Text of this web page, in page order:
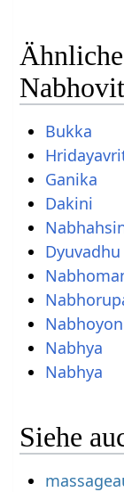
Bukka
Ganika
Dakini
Dyuvadhu
Nabhya
Nabhya
Siehe